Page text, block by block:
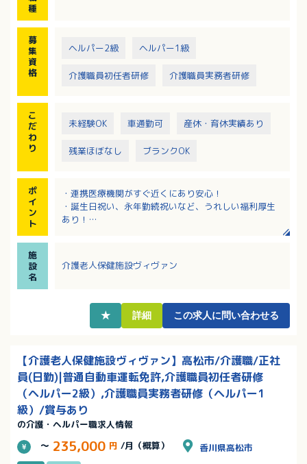
6:00起床→7:45朝食→8:15口腔ケア→9:30リハビリ
→13:00入浴→15:00おやつ→16:00→PT／OTの集団
種
募
集
資
格
ヘルパー2級 ヘルパー1級
介護職員初任者研修 介護職員実務者研修
こ
だ
わ
り
未経験OK 車通勤可 産休・育休実績あり
残業ほぼなし ブランクOK
ポ
イ
ン
ト
・連携医療機関がすぐ近くにあり安心！
・誕生日祝い、永年勤続祝いなど、うれしい福利厚生
あり！
・学校行事等の考慮あり！子育て中の方も働きやすい
施
設
名
介護老人保健施設ヴィヴァン
★ 詳細 この求人に問い合わせる
【介護老人保健施設ヴィヴァン】高松市/介護職/正社
員(日勤)|普通自動車運転免許,介護職員初任者研修
（ヘルパー2級）,介護職員実務者研修（ヘルパー1
級）/賞与あり
の介護・ヘルパー職求人情報
～ 235,000 円 /月（概算） 香川県高松市